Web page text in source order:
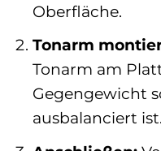
Oberfläche.
Tonarm
Tonarm am
Gegengewicht
ausbalanciert ist.